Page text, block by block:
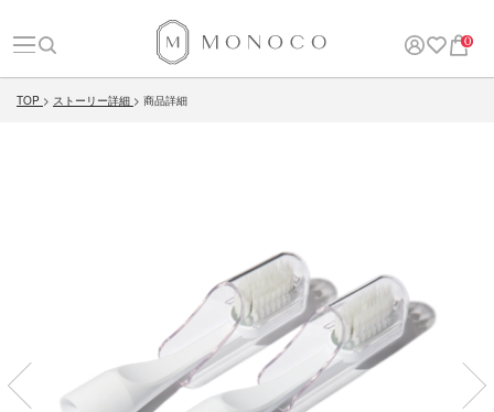
0
TOP ストーリー詳細 商品詳細